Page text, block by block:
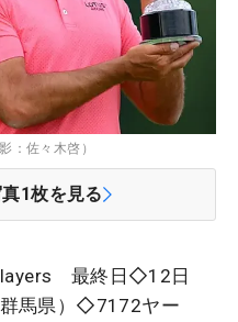
：佐々木啓）
1枚を見る
最終日◇12日
馬県）◇7172ヤー